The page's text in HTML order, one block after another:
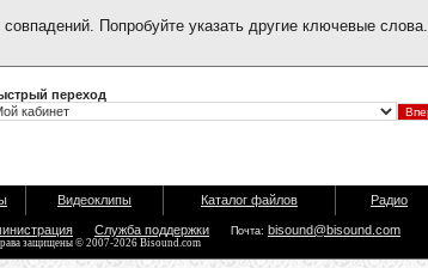
совпадений. Попробуйте указать другие ключевые слова.
переход
Видеоклипы Каталог файлов Радио
Служба поддержки Почта: bisound@bisound.com
защищены © 2007-2026 Bisound.com